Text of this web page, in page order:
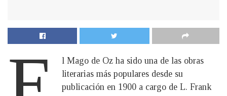
l Mago de Oz ha sido una de las obras
literarias más populares desde su
publicación en 1900 a cargo de L. Frank